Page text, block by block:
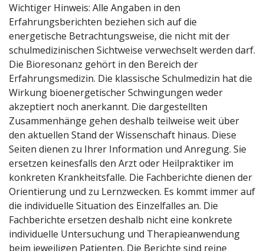
Wichtiger Hinweis: Alle Angaben in den
Erfahrungsberichten beziehen sich auf die
energetische Betrachtungsweise, die nicht mit der
schulmedizinischen Sichtweise verwechselt werden darf.
Die Bioresonanz gehört in den Bereich der
Erfahrungsmedizin. Die klassische Schulmedizin hat die
Wirkung bioenergetischer Schwingungen weder
akzeptiert noch anerkannt. Die dargestellten
Zusammenhänge gehen deshalb teilweise weit über
den aktuellen Stand der Wissenschaft hinaus. Diese
Seiten dienen zu Ihrer Information und Anregung. Sie
ersetzen keinesfalls den Arzt oder Heilpraktiker im
konkreten Krankheitsfalle. Die Fachberichte dienen der
Orientierung und zu Lernzwecken. Es kommt immer auf
die individuelle Situation des Einzelfalles an. Die
Fachberichte ersetzen deshalb nicht eine konkrete
individuelle Untersuchung und Therapieanwendung
beim jeweiligen Patienten. Die Berichte sind reine